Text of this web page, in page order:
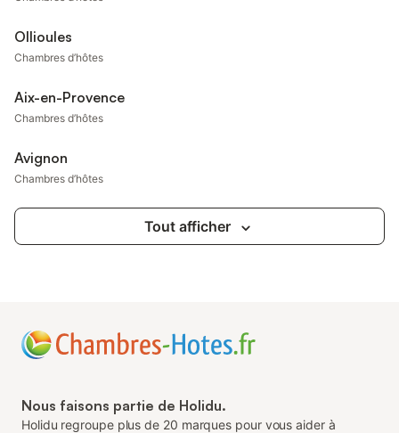
Ollioules
Chambres d’hôtes
Aix-en-Provence
Chambres d’hôtes
Avignon
Chambres d’hôtes
Tout afficher
Nous faisons partie de Holidu.
Holidu regroupe plus de 20 marques pour vous aider à